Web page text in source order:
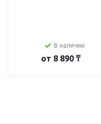
В наличии
от 8 890 ₸